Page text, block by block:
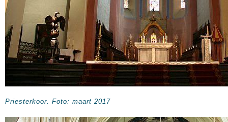
Priesterkoor. Foto: maart 2017